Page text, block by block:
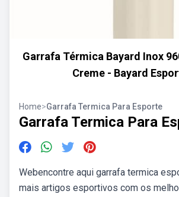
Garrafa Térmica Bayard Inox
Creme - Bayard
Home>Garrafa Termica Para Esporte
Garrafa Termica Para
Webencontre aqui garrafa termica
mais artigos esportivos com os